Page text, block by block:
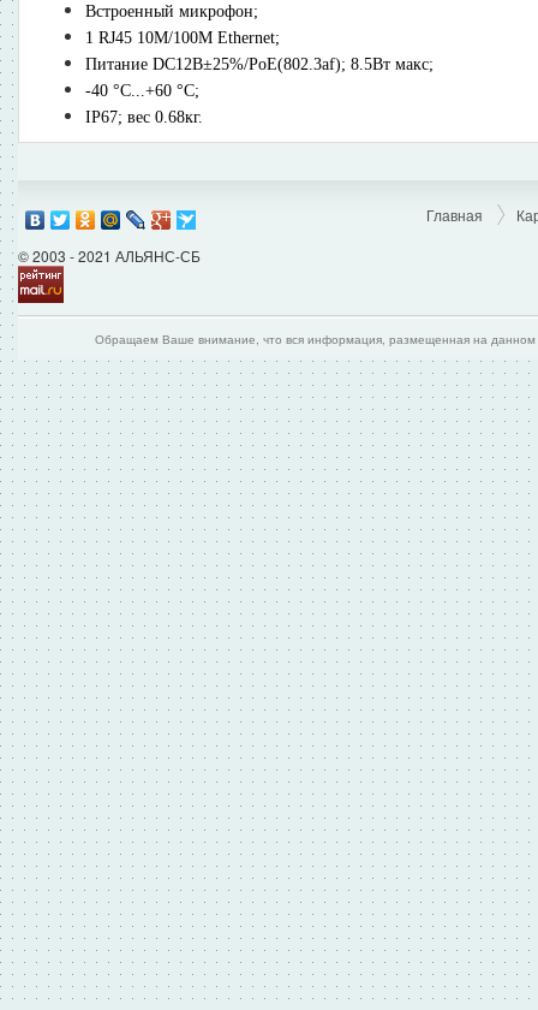
Встроенный микрофон;
1 RJ45 10M/100M Ethernet;
Питание DC12В±25%/PoE(802.3af); 8.5Вт макс;
-40 °C...+60 °C;
IP67; вес 0.68кг.
© 2003 - 2021 АЛЬЯНС-СБ
Главная
Обращаем Ваше внимание, что вся информация, размещенная на данном